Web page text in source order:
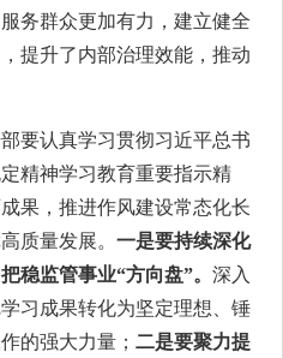
务群众更加有力，建立健全
提升了内部治理效能，推动
要认真学习贯彻习近平总书
精神学习教育重要指示精
果，推进作风建设常态化长
质量发展。 一是要持续深化
稳监管事业“方向盘”。 深入
习成果转化为坚定理想、锤
的强大力量； 二是要聚力提